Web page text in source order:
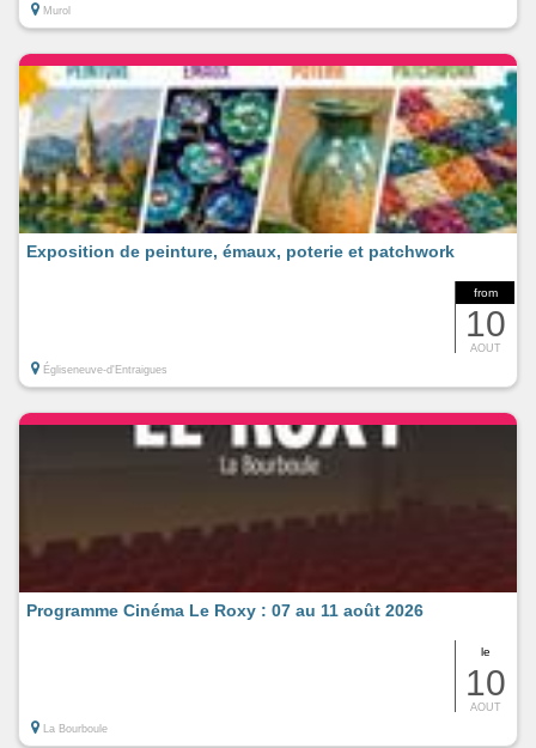
Murol
from
10
AOUT
Exposition de peinture, émaux, poterie et patchwork
Égliseneuve-d'Entraigues
le
10
AOUT
Programme Cinéma Le Roxy : 07 au 11 août 2026
La Bourboule